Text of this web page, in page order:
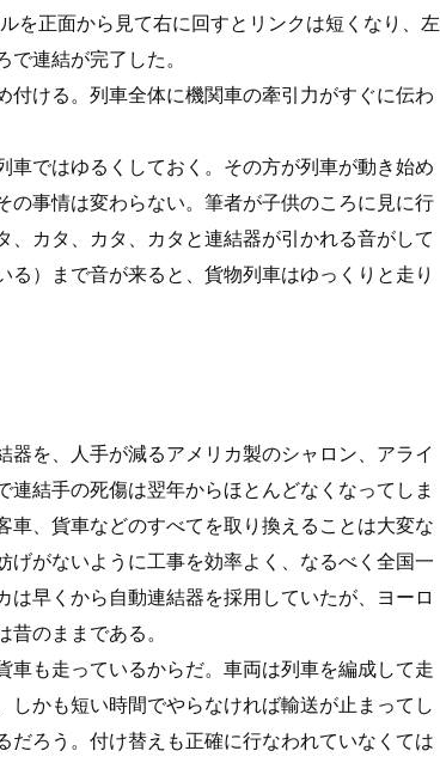
を正面から見て右に回すとリンクは短くなり、左
連結が完了した。
ける。列車全体に機関車の牽引力がすぐに伝わ
ではゆるくしておく。その方が列車が動き始め
の事情は変わらない。筆者が子供のころに見に行
カタ、カタ、カタと連結器が引かれる音がして
）まで音が来ると、貨物列車はゆっくりと走り
を、人手が減るアメリカ製のシャロン、アライ
結手の死傷は翌年からほとんどなくなってしま
、貨車などのすべてを取り換えることは大変な
がないように工事を効率よく、なるべく全国一
早くから自動連結器を採用していたが、ヨーロ
のままである。
も走っているからだ。車両は列車を編成して走
かも短い時間でやらなければ輸送が止まってし
だろう。付け替えも正確に行なわれていなくては